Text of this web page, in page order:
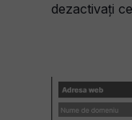
dezactivați